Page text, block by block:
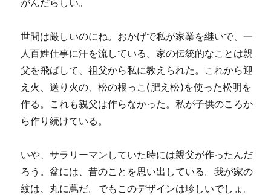
世間は厳しいのにね。おかげで私が家業を継いで、一
人百姓仕事に汗を流している。家の伝統的なことは親
父を飛ばして、祖父から私に教えられた。これから迎
え火、送り火の、松の根っこ(肥え松)を使った松明を
作る。これも親父は作らなかった。私が子供のころか
ら作り続けている。
いや、サラリーマンしていた時には親父が作ったんだ
ろう。盆には、昔のことを思い出している。我が家の
紋は、丸に蔦だ。でもこのデザインは珍しいでしょ。